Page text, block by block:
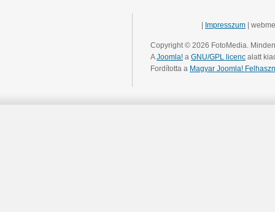
Impresszum |
Copyright © 2026 FotoMedia.
AJoomla! a GNU/GPL licenc alatt
Fordította a Magyar Joomla!